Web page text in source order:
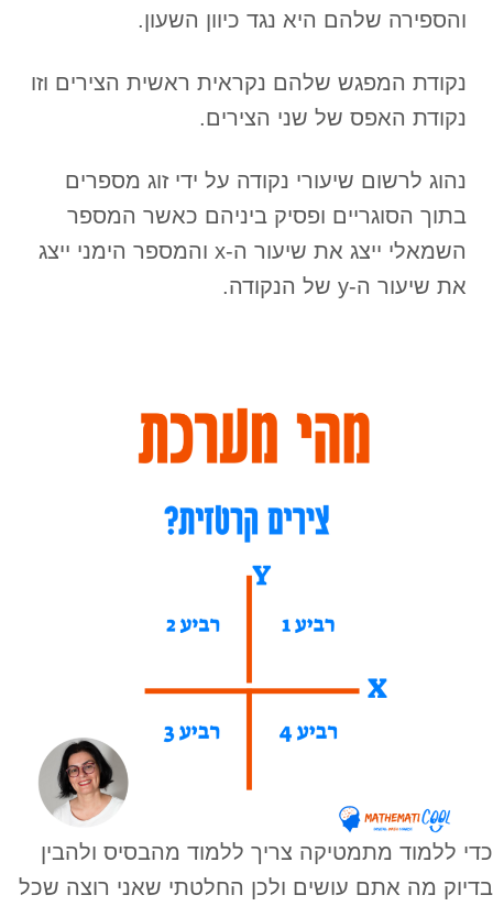
והספירה שלהם היא נגד כיוון השעון.
נקודת המפגש שלהם נקראית ראשית הצירים וזו
נקודת האפס של שני הצירים.
נהוג לרשום שיעורי נקודה על ידי זוג מספרים
בתוך הסוגריים ופסיק ביניהם כאשר המספר
השמאלי ייצג את שיעור ה-x והמספר הימני ייצג
את שיעור ה-y של הנקודה.
כדי ללמוד מתמטיקה צריך ללמוד מהבסיס ולהבין
בדיוק מה אתם עושים ולכן החלטתי שאני רוצה שכל